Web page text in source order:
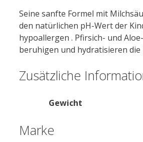
Seine sanfte Formel mit
den natürlichen pH-Wert der
hypoallergen . Pfirsich- und
beruhigen und hydratisieren die
Zusätzliche
Gewicht
Marke